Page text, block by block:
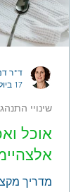
עבודתו?
אוכל
מדריך
שינויי
ד"ר
17 ביולי 2025